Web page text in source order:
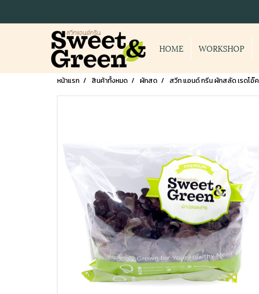
HOME WORKSHOP
หน้าแรก สินค้าทั้งหมด ผักสด สวีท แอนด์ กรีน ผักสลัด เรดโอ๊ค